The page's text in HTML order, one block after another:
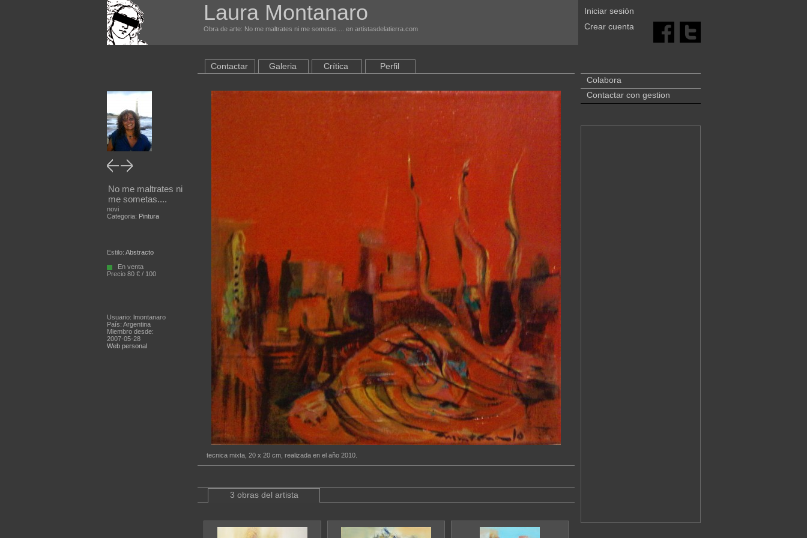
Laura Montanaro
Obra de arte: No me maltrates ni me sometas.... en artistasdelatierra.com
Iniciar sesión
Crear cuenta
No me maltrates ni
me sometas....
novi
Categoria: Pintura
Estilo: Abstracto
En venta
Precio 80 € / 100
Usuario: lmontanaro
País: Argentina
Miembro desde:
2007-05-28
Web personal
Contactar Galeria Crítica Perfil
tecnica mixta, 20 x 20 cm, realizada en el año 2010.
3 obras del artista
Colabora
Contactar con gestion